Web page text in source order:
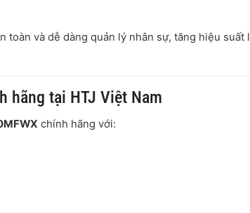
và dễ dàng quản lý nhân sự, tăng hiệu suất
hãng tại HTJ Việt Nam
chính hãng với: